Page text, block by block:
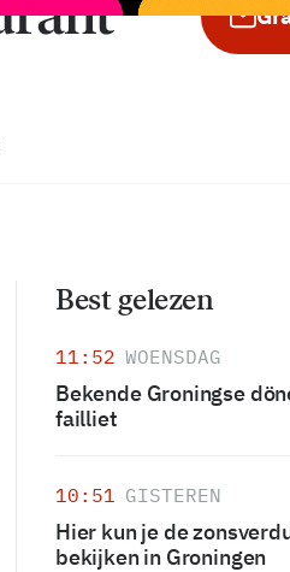
Best gelezen
11:52 WOENSDAG
Bekende Groningse
failliet
10:51 GISTEREN
Hier kun je de
bekijken in Groningen